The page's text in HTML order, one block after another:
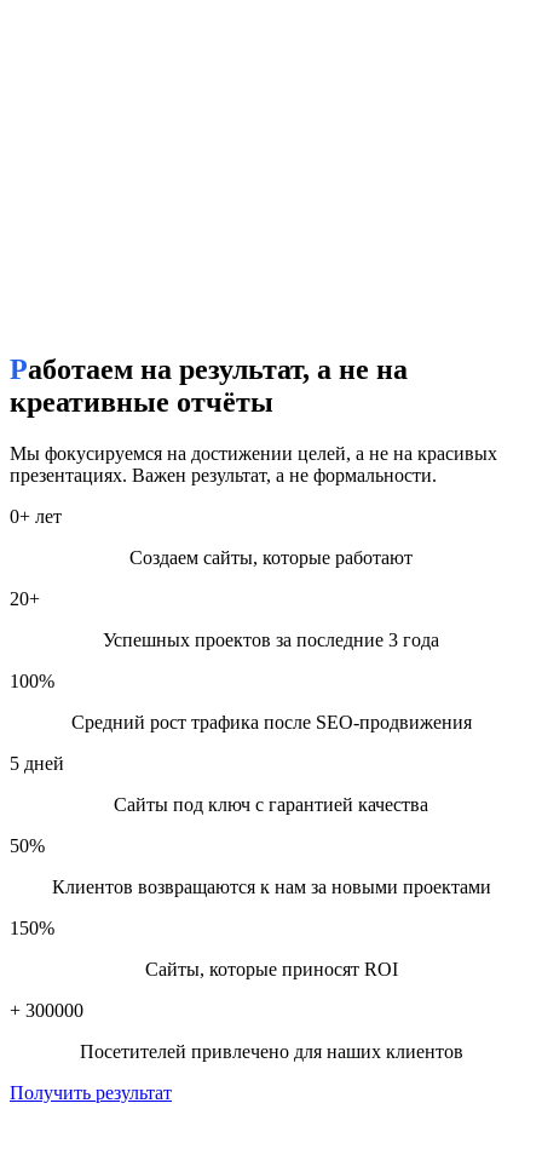
Работаем на результат, а не на
креативные отчёты
Мы фокусируемся на достижении целей, а не на красивых
презентациях. Важен результат, а не формальности.
0+ лет
Создаем сайты, которые работают
20+
Успешных проектов за последние 3 года
100%
Средний рост трафика после SEO-продвижения
5 дней
Сайты под ключ с гарантией качества
50%
Клиентов возвращаются к нам за новыми проектами
150%
Сайты, которые приносят ROI
+ 300000
Посетителей привлечено для наших клиентов
Получить результат